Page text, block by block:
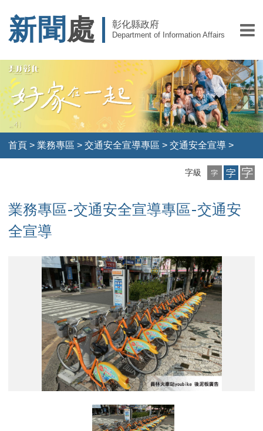
新聞 處 彰化縣政府
Department of Information Affairs
首頁 >業務專區 >交通安全宣導專區 >交通安全宣導 >
字級
小
字
中
字
大
字
業務專區-交通安全宣導專區-交通安
全宣導